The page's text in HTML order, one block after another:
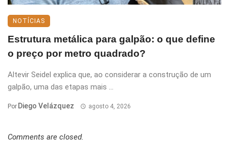
NOTÍCIAS
Estrutura metálica para galpão: o que define
o preço por metro quadrado?
Altevir Seidel explica que, ao considerar a construção de um
galpão, uma das etapas mais ...
Por Diego Velázquez agosto 4, 2026
Comments are closed.